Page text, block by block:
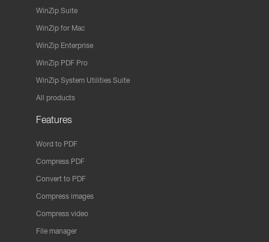
WinZip Suite
WinZip for Mac
WinZip Enterprise
WinZip PDF Pro
WinZip System Utilities Suite
All products
Features
Word to PDF
Compress PDF
Convert to PDF
Compress images
Compress video
File manager